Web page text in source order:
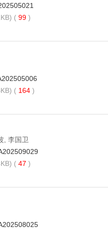
( 99 )
( 164 )
, 李国卫
( 47 )